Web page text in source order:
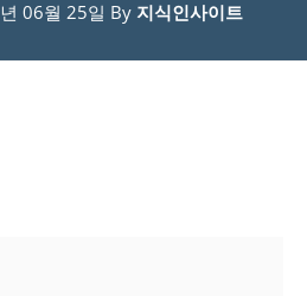
06월 25일 By 지식인사이트